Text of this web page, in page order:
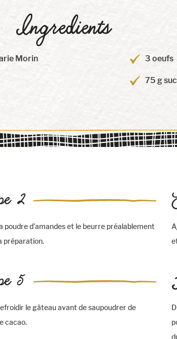
Ingredients
Morin 3 oeufs
75 g
2
poudre d’amandes et le beurre préalablement
préparation.
5
le gâteau avant de saupoudrer de
cacao.